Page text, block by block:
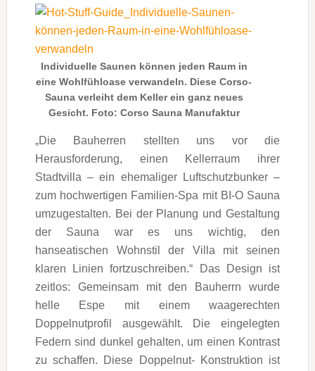
Individuelle Saunen können jeden Raum in
eine Wohlfühloase verwandeln. Diese Corso-
Sauna verleiht dem Keller ein ganz neues
Gesicht. Foto: Corso Sauna Manufaktur
„Die Bauherren stellten uns vor die
Herausforderung, einen Kellerraum ihrer
Stadtvilla – ein ehemaliger Luftschutzbunker –
zum hochwertigen Familien-Spa mit BI-O Sauna
umzugestalten. Bei der Planung und Gestaltung
der Sauna war es uns wichtig, den
hanseatischen Wohnstil der Villa mit seinen
klaren Linien fortzuschreiben.“ Das Design ist
zeitlos: Gemeinsam mit den Bauherrn wurde
helle Espe mit einem waagerechten
Doppelnutprofil ausgewählt. Die eingelegten
Federn sind dunkel gehalten, um einen Kontrast
zu schaffen. Diese Doppelnut- Konstruktion ist